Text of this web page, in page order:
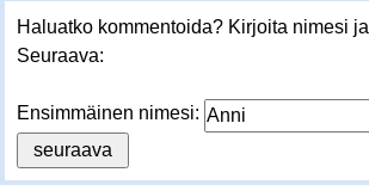
Haluatko kommentoida? Kirjoita nimesi
Seuraava:
Ensimmäinen nimesi: